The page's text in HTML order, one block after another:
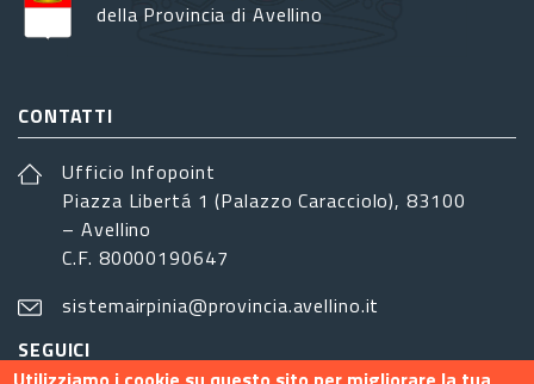
della Provincia di Avellino
CONTATTI
Ufficio Infopoint
Piazza Libertá 1 (Palazzo Caracciolo), 83100
– Avellino
C.F. 80000190647
sistemairpinia@provincia.avellino.it
SEGUICI